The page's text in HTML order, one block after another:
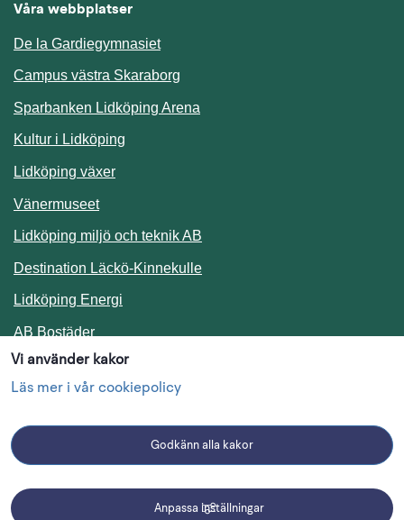
Vi använder kakor
Läs mer i vår cookiepolicy
Godkänn alla kakor
Anpassa inställningar
Våra webbplatser
De la Gardiegymnasiet
Campus västra Skaraborg
Sparbanken Lidköping Arena
Kultur i Lidköping
Lidköping växer
Vänermuseet
Lidköping miljö och teknik AB
Destination Läckö-KinnekulleLänk till annan webbplats.
Lidköping Energi
AB BostäderLänk till annan webbplats.
Följ oss i sociala medier
Linkedin